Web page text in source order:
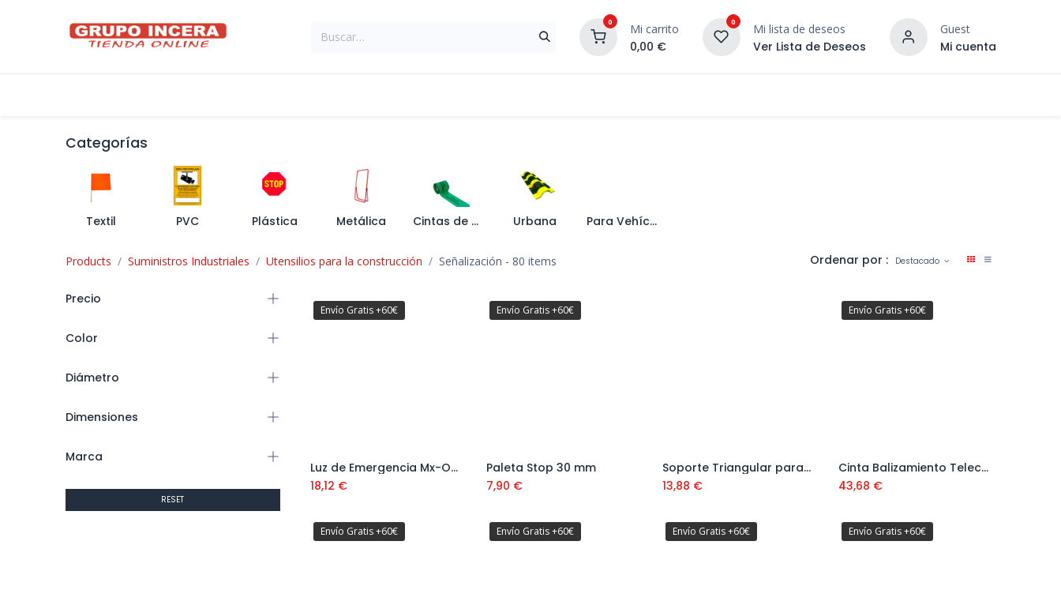
0 Mi carrito
0,00 €
0 Mi lista de deseos
Ver Lista de Deseos
Guest
Mi cuenta
¡DESCUBRE NUESTRO
Categorías
Textil PVC Plástica Metálica Cintas de Balizamiento Urbana Para Vehículos
Products Suministros Industriales Utensilios para la construcción Señalización - 80 items Ordenar por : Destacado
Precio
Color
Diámetro
Dimensiones
Marca
RESET
Envío Gratis +60€
Añadir al carrito
Luz de Emergencia Mx-Onda con Imán USB
18,12 €
Envío Gratis +60€
Añadir al carrito
Paleta Stop 30 mm
7,90 €
Soporte Triangular para Señales Metálicas Ref. V15000
13,88 €
Envío Gratis +60€
Añadir al carrito
Cinta Balizamiento Telecomunicaciones Ref: 1100 0315
43,68 €
Envío Gratis +60€ Envío Gratis +60€ Envío Gratis +60€ Envío Gratis +60€